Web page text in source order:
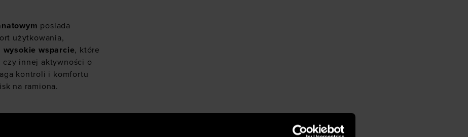
posiada
użytkowania,
wysokie wsparcie, które
innej aktywności o
kontroli i komfortu
na ramiona.
materiału
oddychający i trwały.